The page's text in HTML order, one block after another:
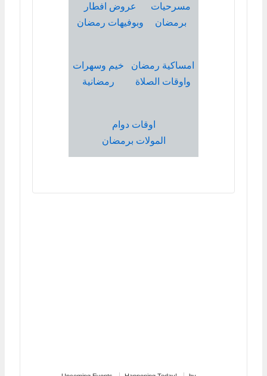
عروض افطار
وبوفيهات رمضان
مسرحيات
برمضان
خيم وسهرات
رمضانية
امساكية رمضان
واوقات الصلاة
اوقات دوام
المولات برمضان